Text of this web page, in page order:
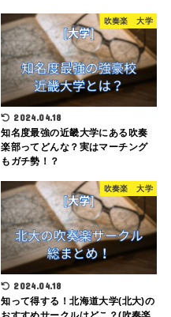
吹奏楽 大学
2024.04.18
知名度最強の近畿大学にある吹奏
楽部ってどんな？実はマーチング
もガチ勢！？
吹奏楽 大学
2024.04.18
知って得する！北海道大学(北大)の